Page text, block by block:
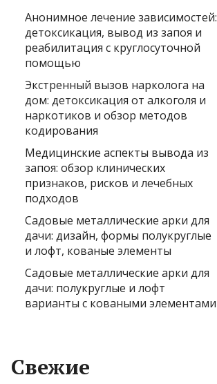
Анонимное лечение зависимостей:
детоксикация, вывод из запоя и
реабилитация с круглосуточной
помощью
Экстренный вызов нарколога на
дом: детоксикация от алкоголя и
наркотиков и обзор методов
кодирования
Медицинские аспекты вывода из
запоя: обзор клинических
признаков, рисков и лечебных
подходов
Садовые металлические арки для
дачи: дизайн, формы полукруглые
и лофт, кованые элементы
Садовые металлические арки для
дачи: полукруглые и лофт
варианты с коваными элементами
Свежие